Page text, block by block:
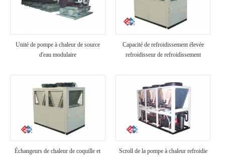
Unité de pompe à chaleur de source
d'eau modulaire
Capacité de refroidissement élevée
refroidisseur de refroidissement
Échangeurs de chaleur de coquille et
Scroll de la pompe à chaleur refroidie